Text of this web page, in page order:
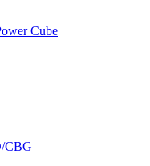
Cube
CBG